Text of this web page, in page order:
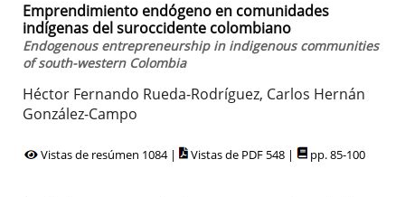
Emprendimiento endógeno en comunidades
indígenas del suroccidente colombiano
Endogenous entrepreneurship in indigenous communities
of south-western Colombia
Héctor Fernando Rueda-Rodríguez, Carlos Hernán
González-Campo
Vistas de resúmen 1084 | Vistas de PDF 548 | pp. 85-100